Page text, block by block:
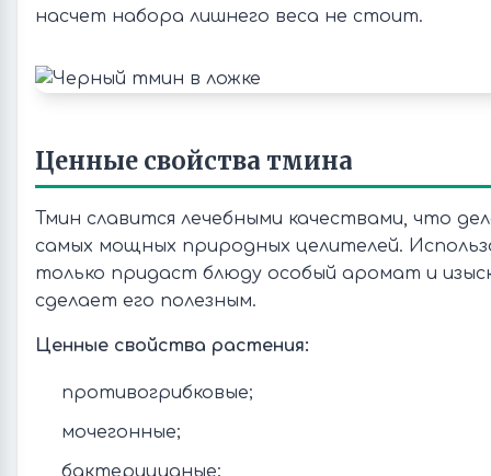
насчет набора лишнего веса не стоит.
Ценные свойства тмина
Тмин славится лечебными качествами, что
самых мощных природных целителей.
только придаст блюду особый аромат и
сделает его полезным.
Ценные свойства растения:
противогрибковые;
мочегонные;
бактерицидные;